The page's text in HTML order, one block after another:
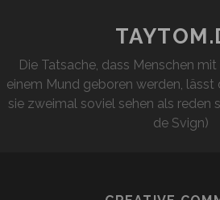
Die Tatsache, dass Menschen
einem Mund geboren werden, lässt
sie zweimal soviel sehen als reden
de Svign)